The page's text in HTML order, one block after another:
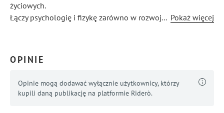
życiowych.
Łączy psychologię i fizykę zarówno w rozwoju osobistym
pozwalające poczuć swoje uczucia i refleksje.
... Pokaż więcej
OPINIE
Opinie mogą dodawać wyłącznie użytkownicy, którzy
kupili daną publikację na platformie Riderò.